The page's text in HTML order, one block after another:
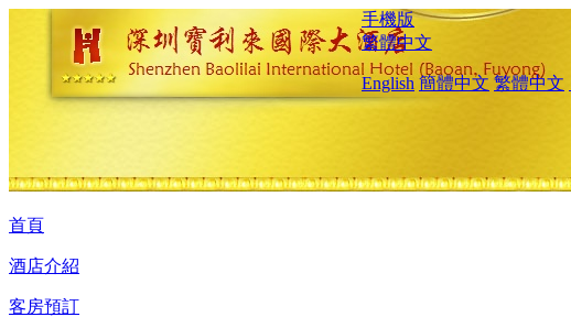
手機版
繁體中文
English 簡體中文 繁體中文
首頁
酒店介紹
客房預訂